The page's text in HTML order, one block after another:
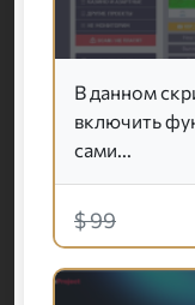
В данном
включить
сами...
$ 99